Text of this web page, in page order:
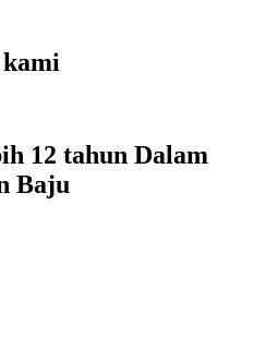
12 tahun Dalam
Baju